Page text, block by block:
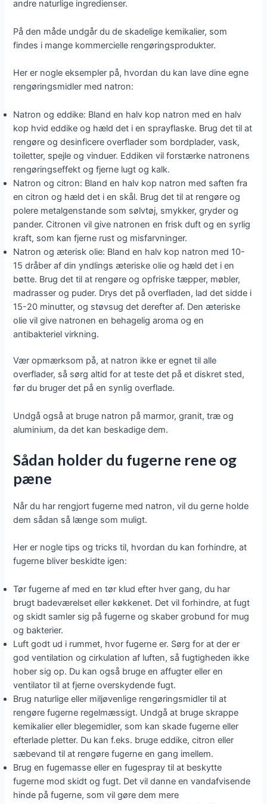
andre naturlige ingredienser.
På den måde undgår du de skadelige kemikalier, som
findes i mange kommercielle rengøringsprodukter.
Her er nogle eksempler på, hvordan du kan lave dine egne
rengøringsmidler med natron:
Natron og eddike: Bland en halv kop natron med en halv
kop hvid eddike og hæld det i en sprayflaske. Brug det til at
rengøre og desinficere overflader som bordplader, vask,
toiletter, spejle og vinduer. Eddiken vil forstærke natronens
rengøringseffekt og fjerne lugt og kalk.
Natron og citron: Bland en halv kop natron med saften fra
en citron og hæld det i en skål. Brug det til at rengøre og
polere metalgenstande som sølvtøj, smykker, gryder og
pander. Citronen vil give natronen en frisk duft og en syrlig
kraft, som kan fjerne rust og misfarvninger.
Natron og æterisk olie: Bland en halv kop natron med 10-
15 dråber af din yndlings æteriske olie og hæld det i en
bøtte. Brug det til at rengøre og opfriske tæpper, møbler,
madrasser og puder. Drys det på overfladen, lad det sidde i
15-20 minutter, og støvsug det derefter af. Den æteriske
olie vil give natronen en behagelig aroma og en
antibakteriel virkning.
Vær opmærksom på, at natron ikke er egnet til alle
overflader, så sørg altid for at teste det på et diskret sted,
før du bruger det på en synlig overflade.
Undgå også at bruge natron på marmor, granit, træ og
aluminium, da det kan beskadige dem.
Sådan holder du fugerne rene og
pæne
Når du har rengjort fugerne med natron, vil du gerne holde
dem sådan så længe som muligt.
Her er nogle tips og tricks til, hvordan du kan forhindre, at
fugerne bliver beskidte igen:
Tør fugerne af med en tør klud efter hver gang, du har
brugt badeværelset eller køkkenet. Det vil forhindre, at fugt
og skidt samler sig på fugerne og skaber grobund for mug
og bakterier.
Luft godt ud i rummet, hvor fugerne er. Sørg for at der er
god ventilation og cirkulation af luften, så fugtigheden ikke
hober sig op. Du kan også bruge en affugter eller en
ventilator til at fjerne overskydende fugt.
Brug naturlige eller miljøvenlige rengøringsmidler til at
rengøre fugerne regelmæssigt. Undgå at bruge skrappe
kemikalier eller blegemidler, som kan skade fugerne eller
efterlade pletter. Du kan f.eks. bruge eddike, citron eller
sæbevand til at rengøre fugerne en gang imellem.
Brug en fugemasse eller en fugespray til at beskytte
fugerne mod skidt og fugt. Det vil danne en vandafvisende
hinde på fugerne, som vil gøre dem mere